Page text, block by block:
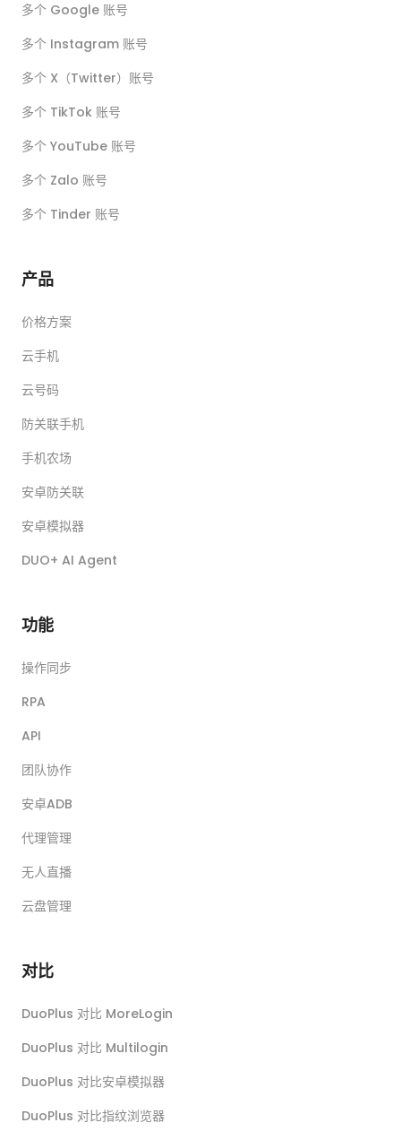
多个 Google 账号
多个 Instagram 账号
多个 X（Twitter）账号
多个 TikTok 账号
多个 YouTube 账号
多个 Zalo 账号
多个 Tinder 账号
产品
价格方案
云手机
云号码
防关联手机
手机农场
安卓防关联
安卓模拟器
DUO+ AI Agent
功能
操作同步
RPA
API
团队协作
安卓ADB
代理管理
无人直播
云盘管理
对比
DuoPlus 对比 MoreLogin
DuoPlus 对比 Multilogin
DuoPlus 对比安卓模拟器
DuoPlus 对比指纹浏览器